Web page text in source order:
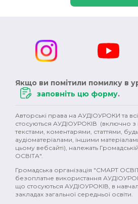
Якщо ви помітили помилку в
заповніть цю форму.
Авторські права на АУДІОУРОКИ та
стосуються АУДІОУРОКІВ (включно з
текстами, коментарями, статтями,
аудіоматеріалами, іншими
цьому вебсайті), належать
ОСВІТА".
Громадська організація "СМАРТ
безоплатне використання
що стосуються АУДІОУРОКІВ, в
закладах загальної середньої освіти.